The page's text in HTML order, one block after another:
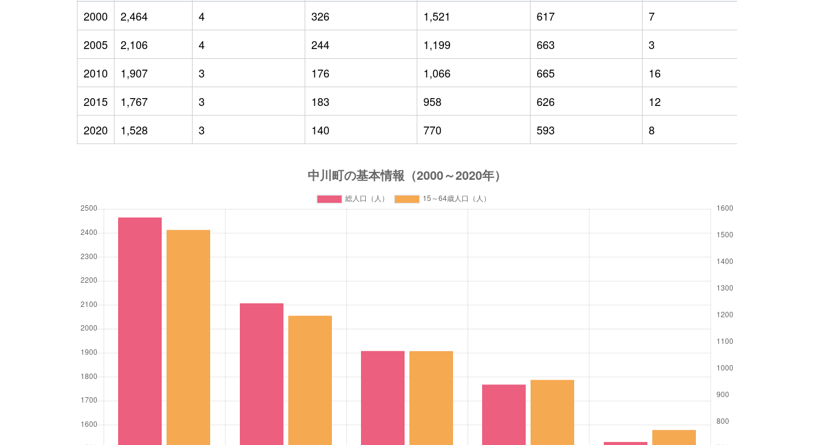
2000
2,464 4 326 1,521 617 7
2005
2,106 4 244 1,199 663 3
2010
1,907 3 176 1,066 665 16
2015
1,767 3 183 958 626 12
2020
1,528 3 140 770 593 8